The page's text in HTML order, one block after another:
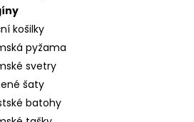
košilky
pyžama
svetry
šaty
batohy